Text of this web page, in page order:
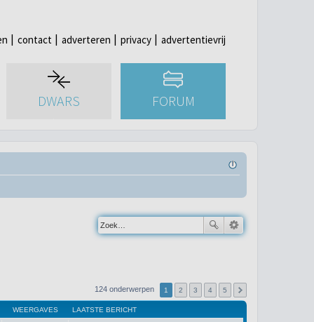
contact adverteren privacy advertentievrij
DWARS FORUM
124 onderwerpen 1 2 3 4 5
WEERGAVES LAATSTE BERICHT